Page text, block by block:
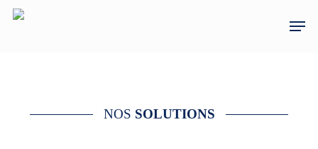
Skip
Menu
NOS SOLUTIONS